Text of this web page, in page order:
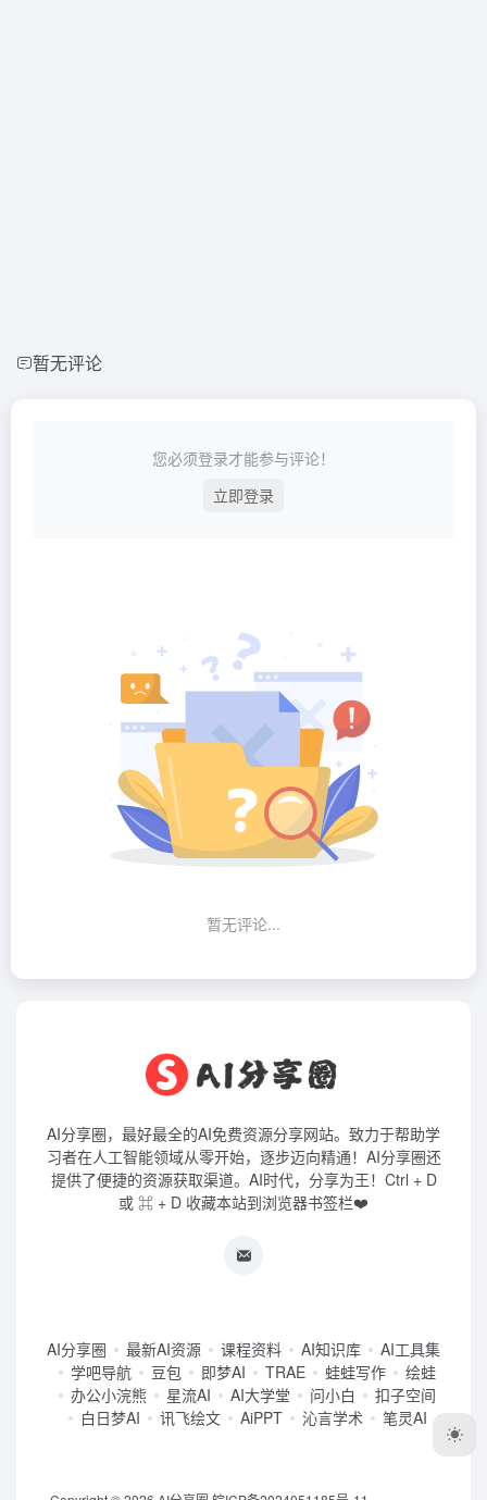
暂无评论
您必须登录才能参与评论！
立即登录
暂无评论...
AI分享圈，最好最全的AI免费资源分享网站。致力于帮助学
习者在人工智能领域从零开始，逐步迈向精通！AI分享圈还
提供了便捷的资源获取渠道。AI时代，分享为王！Ctrl + D
或 ⌘ + D 收藏本站到浏览器书签栏❤️
AI分享圈 最新AI资源 课程资料 AI知识库
AI工具集
学吧导航
豆包 即梦AI TRAE 蛙蛙写作
绘蛙
办公小浣熊
星流AI AI大学堂 问小白
扣子空间
白日梦AI
讯飞绘文 AiPPT 沁言学术 笔灵AI